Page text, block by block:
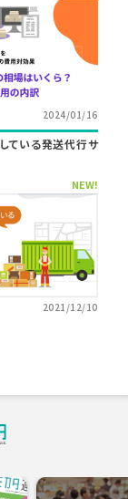
2024/01/16
ている発送代行サ
NEW!
2021/12/10